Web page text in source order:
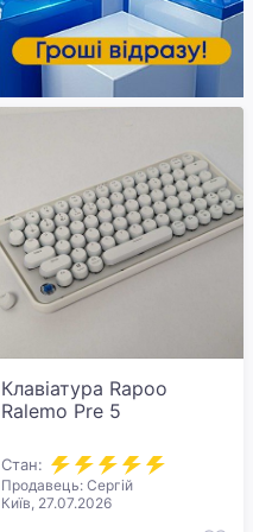
Клавіатура Rapoo
Ralemo Pre 5
Стан:
Продавець: Сергій
Київ, 27.07.2026